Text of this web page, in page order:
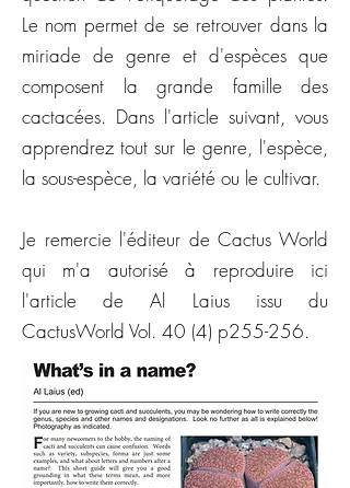
Le nom permet de se retrouver dans la
miriade de genre et d'espèces que
composent la grande famille des
cactacées. Dans l'article suivant, vous
apprendrez tout sur le genre, l'espèce,
la sous-espèce, la variété ou le cultivar.
Je remercie l'éditeur de Cactus World
qui m'a autorisé à reproduire ici
l'article de Al Laius issu du
CactusWorld Vol. 40 (4) p255-256.